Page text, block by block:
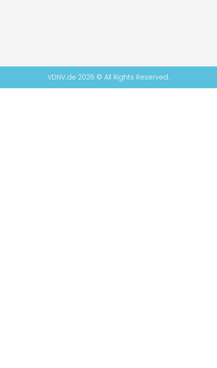
VDNV.de 2026 © All Rights Reserved.